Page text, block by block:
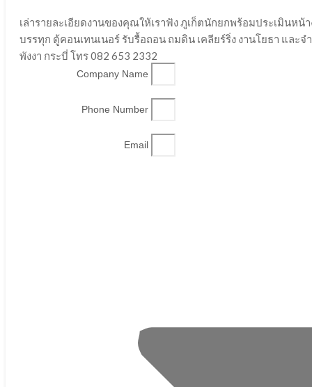
เล่ารายละเอียดงานของคุณให้เราฟัง ภูเก็ตนักยกพร้อมประเมินหน้
บรรทุก ตู้คอนเทนเนอร์ รับรื้อถอน ถมดิน เคลียร์ริ่ง งานโยธา และ
พังงา กระบี่ โทร 082 653 2332
Company Name
Phone Number
Email